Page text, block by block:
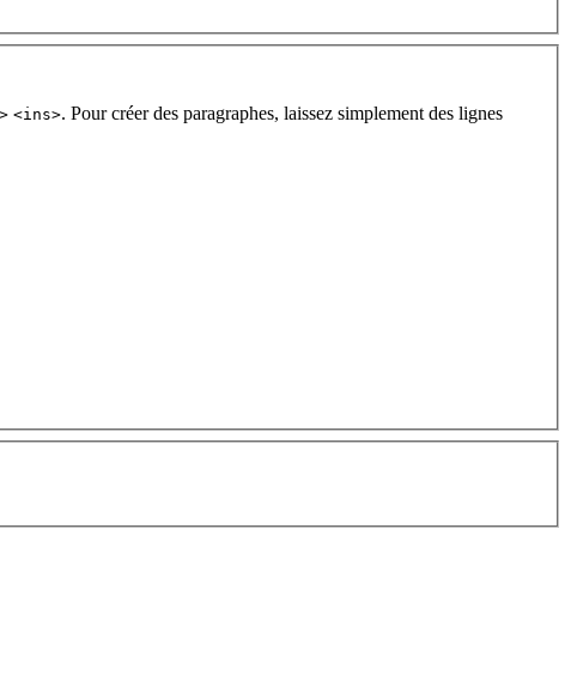
<ins>. Pour créer des paragraphes, laissez simplement des lignes